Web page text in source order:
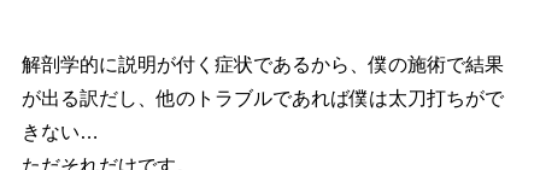
解剖学的に説明が付く症状であるから、僕の施術で結果
が出る訳だし、他のトラブルであれば僕は太刀打ちがで
きない…
ただそれだけです。